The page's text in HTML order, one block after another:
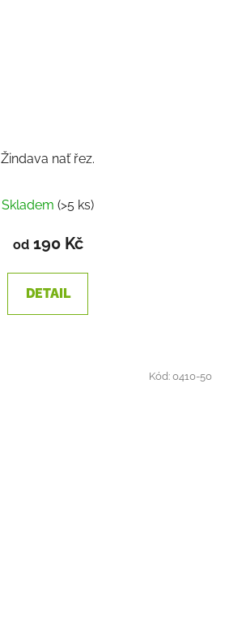
Žindava nať řez.
Skladem (>5 ks)
od190 Kč
DETAIL
Kód:0410-50